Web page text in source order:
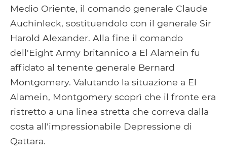
Medio Oriente, il comando generale Claude
Auchinleck, sostituendolo con il generale Sir
Harold Alexander. Alla fine il comando
dell'Eight Army britannico a El Alamein fu
affidato al tenente generale Bernard
Montgomery. Valutando la situazione a El
Alamein, Montgomery scoprì che il fronte era
ristretto a una linea stretta che correva dalla
costa all'impressionabile Depressione di
Qattara.